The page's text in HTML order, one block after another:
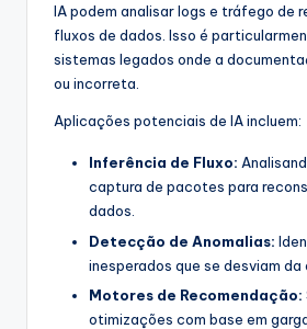
IA podem analisar logs e tráfego de
fluxos de dados. Isso é
sistemas legados onde a
ou incorreta.
Aplicações potenciais de IA incluem:
Inferência de Fluxo:
captura de pacotes para
dados.
Detecção de Anomalias:
inesperados que se desviam da
Motores de Recomendação:
otimizações com base em